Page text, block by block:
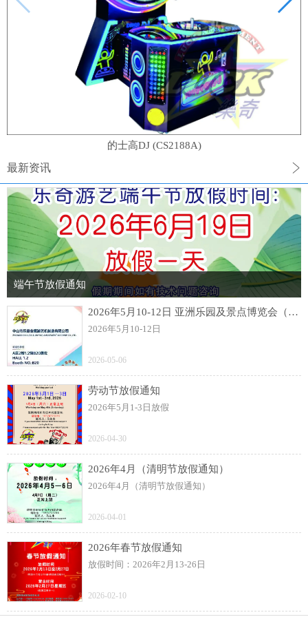
的士高DJ (CS2188A)
最新资讯
端午节放假通知
2026年5月10-12日 亚洲乐园及景点博览会（AAA）展
2026年5月10-12日
2026-05-06
劳动节放假通知
2026年5月1-3日放假
2026-04-30
2026年4月（清明节放假通知）
2026年4月（清明节放假通知）
2026-04-01
2026年春节放假通知
放假时间：2026年2月13-26日
2026-02-10